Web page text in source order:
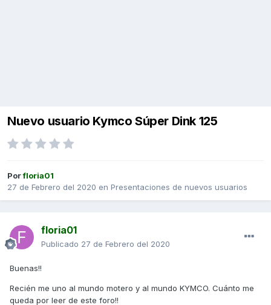
Nuevo usuario Kymco Súper Dink 125
Porfloria01
27 de Febrero del 2020 en Presentaciones de nuevos usuarios
floria01
Publicado 27 de Febrero del 2020
Buenas!!
Recién me uno al mundo motero y al mundo KYMCO. Cuánto me
queda por leer de este foro!!